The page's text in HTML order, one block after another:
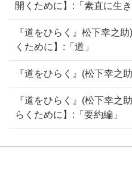
開くために】:「素直に生き
『道をひらく』松下幸之
くために】:「道」
『道をひらく』(松下幸之
『道をひらく』(松下幸之
らくために】:「要約編」